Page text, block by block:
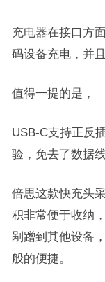
充电器在接口方
码设备充电，并
值得一提的是，
USB-C支持正反
验，免去了数据
倍思这款快充头
积非常便于收纳
剐蹭到其他设备
般的便捷。